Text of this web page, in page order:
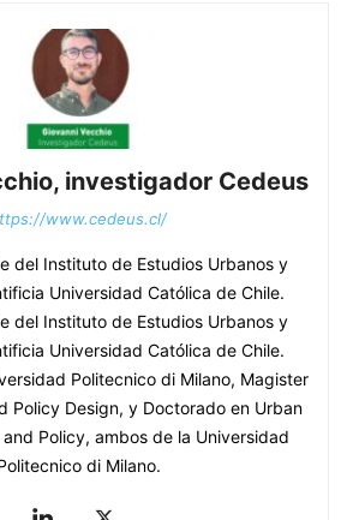
investigador Cedeus
www.cedeus.cl/
del Instituto de Estudios Urbanos y
Universidad Católica de Chile.
del Instituto de Estudios Urbanos y
Universidad Católica de Chile.
Politecnico di Milano, Magister
Policy Design, y Doctorado en Urban
Policy, ambos de la Universidad
di Milano.